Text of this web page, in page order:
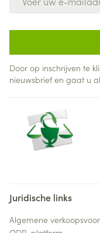
Door op inschrijven te
nieuwsbrief en gaat u
Juridische links
Algemene